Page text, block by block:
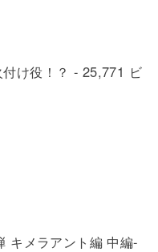
け役！？ - 25,771 ビ
キメラアント編 中編-